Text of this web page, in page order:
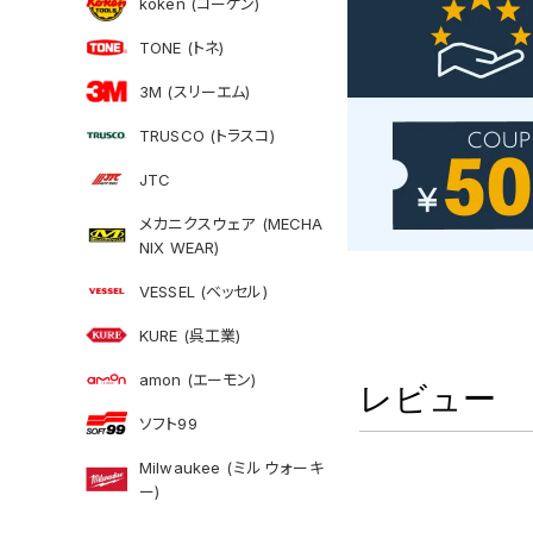
TONE (トネ)
3M (スリーエム)
TRUSCO (トラスコ)
JTC
メカニクスウェア (MECHA
NIX WEAR)
VESSEL (ベッセル)
KURE (呉工業)
amon (エーモン)
ソフト99
Milwaukee (ミルウォーキ
ー)
レビュー